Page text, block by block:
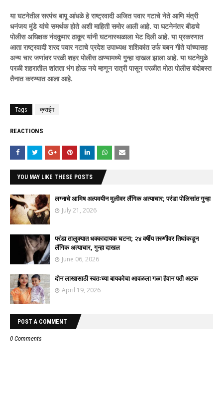
या घटनेतील सरपंच बापू आंधळे हे राष्ट्रवादी अजित पवार गटाचे नेते आणि मंत्री
धनंजय मुंडे यांचे समर्थक होते अशी माहिती समोर आली आहे. या घटनेनंतर बीडचे
पोलीस अधिक्षक नंदकुमार ठाकूर यांनी घटनास्थळाला भेट दिली आहे. या प्रकरणात
आता राष्ट्रवादी शरद पवार गटाचे प्रदेश उपाध्यक्ष शशिकांत उर्फ बबन गीते यांच्यासह
अन्य चार जणांवर परळी शहर पोलीस ठाण्यामध्ये गुन्हा दाखल झाला आहे. या घटनेमुळे
परळी शहरातील शांतता भंग होऊ नये म्हणून रात्री पासून परळीत मोठा पोलीस बंदोबस्त
तैनात करण्यात आला आहे.
Tags क्राईम
REACTIONS
YOU MAY LIKE THESE POSTS
लग्नाचे आमिष अल्पवयीन मुलीवर लैंगिक अत्याचार; परंडा पोलिसांत गुन्हा
July 21, 2026
परंडा तालुक्यात धक्कादायक घटना; २४ वर्षीय तरुणीवर तिघांकडून
लैंगिक अत्याचार, गुन्हा दाखल
June 06, 2026
दोन लाखासाठी स्वतःच्या बायकोचा आवळला गळा हैवान पती अटक
April 19, 2026
POST A COMMENT
0 Comments